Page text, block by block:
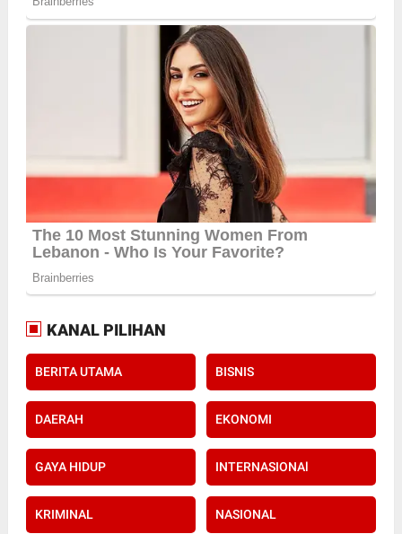
KANAL PILIHAN
BERITA UTAMA BISNIS
DAERAH EKONOMI
GAYA HIDUP INTERNASIONAl
KRIMINAL NASIONAL